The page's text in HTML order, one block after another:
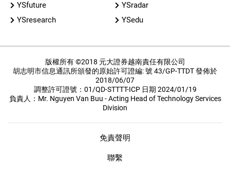
YSfuture
YSradar
YSresearch
YSedu
版權所有 ©2018 元大證券越南責任有限公司
胡志明市信息通訊所頒發的原始許可證編: 號 43/GP-TTDT 發佈於
2018/06/07
調整許可證號：01/QD-STTTT-ICP 日期 2024/01/19
負責人：Mr. Nguyen Van Buu - Acting Head of Technology Services
Division
免責聲明
聯繫